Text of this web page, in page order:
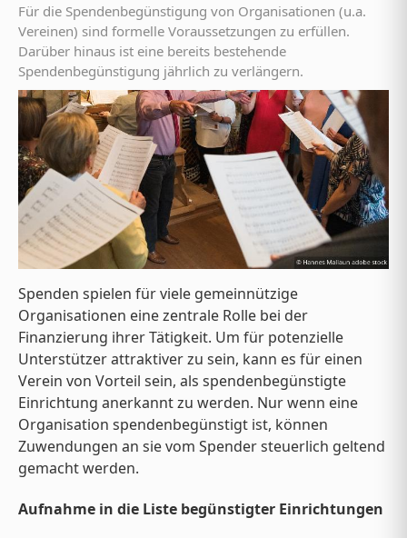
Für die Spendenbegünstigung von Organisationen (u.a.
Vereinen) sind formelle Voraussetzungen zu erfüllen.
Darüber hinaus ist eine bereits bestehende
Spendenbegünstigung jährlich zu verlängern.
Spenden spielen für viele gemeinnützige
Organisationen eine zentrale Rolle bei der
Finanzierung ihrer Tätigkeit. Um für potenzielle
Unterstützer attraktiver zu sein, kann es für einen
Verein von Vorteil sein, als spendenbegünstigte
Einrichtung anerkannt zu werden. Nur wenn eine
Organisation spendenbegünstigt ist, können
Zuwendungen an sie vom Spender steuerlich geltend
gemacht werden.
Aufnahme in die Liste begünstigter Einrichtungen